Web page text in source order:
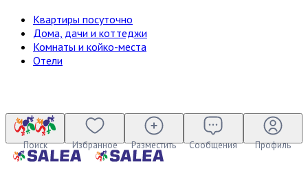
Квартиры посуточно
Дома, дачи и коттеджи
Комнаты и койко-места
Отели
Поиск Избранное Разместить Сообщения Профиль